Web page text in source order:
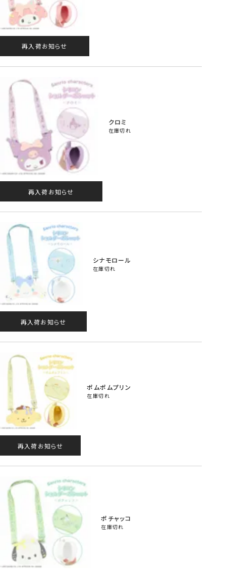
再入荷お知らせ
クロミ
在庫切れ
再入荷お知らせ
シナモロール
在庫切れ
再入荷お知らせ
ポムポムプリン
在庫切れ
再入荷お知らせ
ポチャッコ
在庫切れ